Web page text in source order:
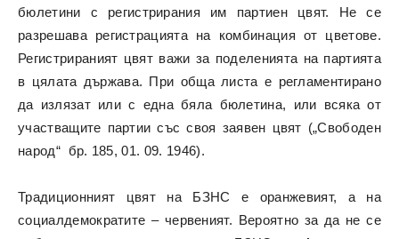
бюлетини с регистрирания им партиен цвят. Не се
разрешава регистрацията на комбинация от цветове.
Регистрираният цвят важи за поделенията на партията
в цялата държава. При обща листа е регламентирано
да излязат или с една бяла бюлетина, или всяка от
участващите партии със своя заявен цвят („Свободен
народ“ бр. 185, 01. 09. 1946).
Традиционният цвят на БЗНС е оранжевият, а на
социалдемократите – червеният. Вероятно за да не се